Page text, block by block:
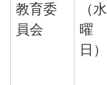
教育委
員会
（水
曜
日）